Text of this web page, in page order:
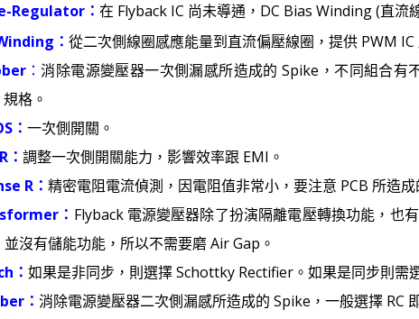
Regulator： 在 Flyback IC 尚未導通，DC Bias Winding (直流
： 從二次側線圈感應能量到直流偏壓線圈，提供 PWM IC
：消除電源變壓器一次側漏感所造成的 Spike，不同組合
格。
： 一次側開關。
調整一次側開關能力，影響效率跟 EMI。
R： 精密電阻電流偵測，因電阻值非常小，要注意 PCB 所造成
： Flyback 電源變壓器除了扮演隔離電壓轉換功能，也
沒有儲能功能，所以不需要磨 Air Gap。
： 如果是非同步，則選擇 Schottky Rectifier。如果是同步則需
： 消除電源變壓器二次側漏感所造成的 Spike，一般選擇 RC